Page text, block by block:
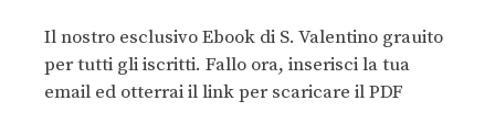
Il nostro esclusivo Ebook di S. Valentino grauito
per tutti gli iscritti. Fallo ora, inserisci la tua
email ed otterrai il link per scaricare il PDF